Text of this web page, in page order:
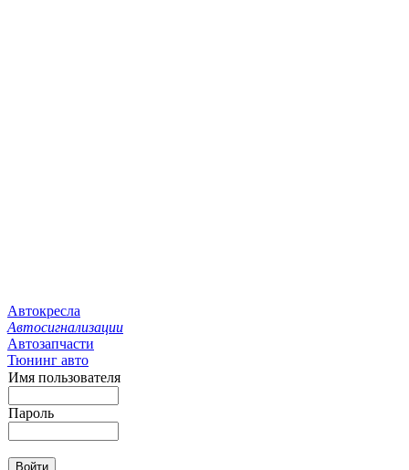
Автокресла
Автосигнализации
Автозапчасти
Тюнинг авто
Имя пользователя
Пароль